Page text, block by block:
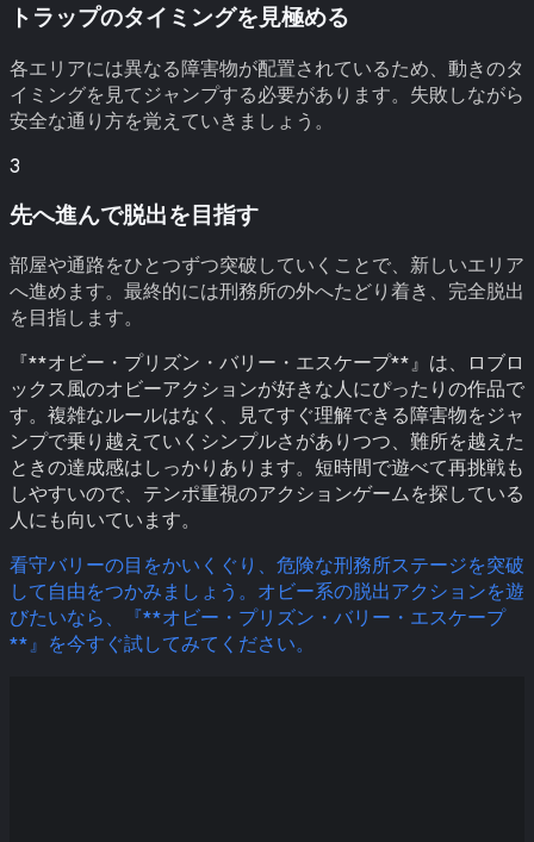
トラップのタイミングを見極める
各エリアには異なる障害物が配置されているため、動きのタ
イミングを見てジャンプする必要があります。失敗しながら
安全な通り方を覚えていきましょう。
3
先へ進んで脱出を目指す
部屋や通路をひとつずつ突破していくことで、新しいエリア
へ進めます。最終的には刑務所の外へたどり着き、完全脱出
を目指します。
『**オビー・プリズン・バリー・エスケープ**』は、ロブロ
ックス風のオビーアクションが好きな人にぴったりの作品で
す。複雑なルールはなく、見てすぐ理解できる障害物をジャ
ンプで乗り越えていくシンプルさがありつつ、難所を越えた
ときの達成感はしっかりあります。短時間で遊べて再挑戦も
しやすいので、テンポ重視のアクションゲームを探している
人にも向いています。
看守バリーの目をかいくぐり、危険な刑務所ステージを突破
して自由をつかみましょう。オビー系の脱出アクションを遊
びたいなら、『**オビー・プリズン・バリー・エスケープ
**』を今すぐ試してみてください。